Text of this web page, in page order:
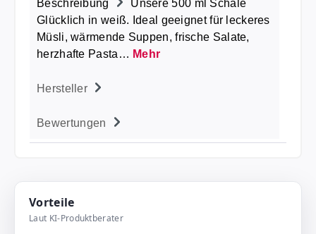
Beschreibung
Unsere 500 ml Schale
Glücklich in weiß. Ideal geeignet für leckeres
Müsli, wärmende Suppen, frische Salate,
herzhafte Pasta… Mehr
Hersteller
Bewertungen
Vorteile
Laut KI-Produktberater